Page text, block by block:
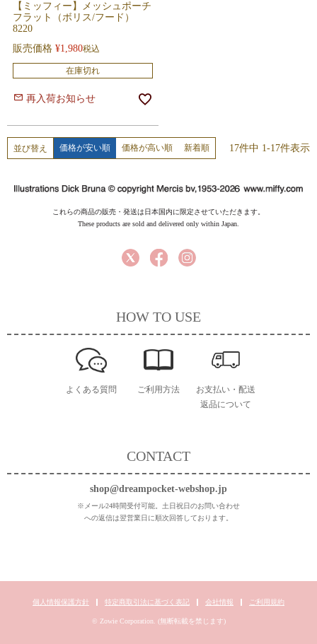
【ミッフィー】メッシュポーチ
フラット（ボリス/フード）
8220
販売価格 ¥1,980税込
在庫切れ
再入荷お知らせ
並び替え 価格が安い順 価格が高い順 新着順 17件中 1-17件表示
これらの商品の販売・発送は日本国内に限定させていただきます。
These products are sold and delivered only within Japan.
CONTACT
shop@dreampocket-webshop.jp
※メール24時間受付可能。土日祝日のお問い合わせ
への返信は翌営業日に順次回答しております。
HOW TO USE
よくある質問 ご利用方法
お支払い・配送
返品について
個人情報保護方針 特定商取引法に基づく表記 会社情報 ご利用規約
© Zowie Corporation. (無断転載を禁じます)